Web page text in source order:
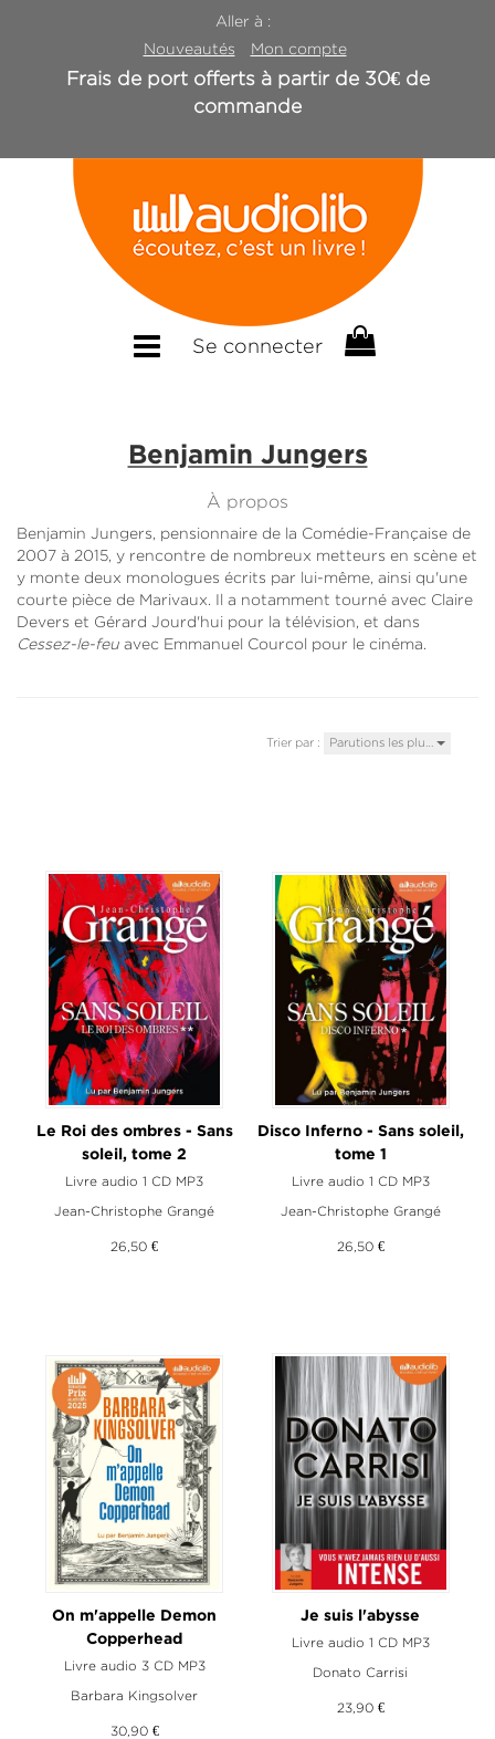
Aller à :
Nouveautés
Mon compte
Frais de port offerts à partir de 30€ de
commande
Se connecter
Benjamin Jungers
À propos
Benjamin Jungers, pensionnaire de la Comédie-Française de
2007 à 2015, y rencontre de nombreux metteurs en scène et
y monte deux monologues écrits par lui-même, ainsi qu'une
courte pièce de Marivaux. Il a notamment tourné avec Claire
Devers et Gérard Jourd'hui pour la télévision, et dans
Cessez-le-feu avec Emmanuel Courcol pour le cinéma.
Trier par : Parutions les plu…
Le Roi des ombres - Sans
soleil, tome 2
Livre audio 1 CD MP3
Jean-Christophe Grangé
26,50 €
Disco Inferno - Sans soleil,
tome 1
Livre audio 1 CD MP3
Jean-Christophe Grangé
26,50 €
On m'appelle Demon
Copperhead
Livre audio 3 CD MP3
Barbara Kingsolver
30,90 €
Je suis l'abysse
Livre audio 1 CD MP3
Donato Carrisi
23,90 €